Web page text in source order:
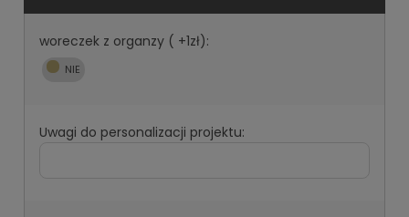
woreczek z organzy ( +1zł):
Uwagi do personalizacji projektu: